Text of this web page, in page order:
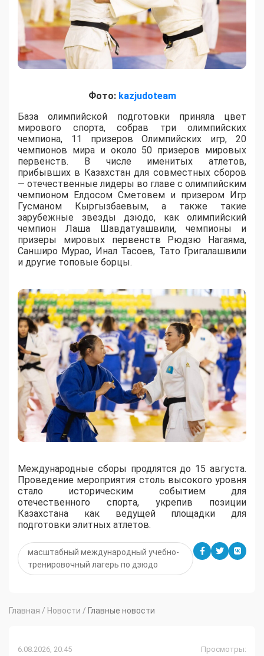
Фото: kazjudoteam
База олимпийской подготовки приняла цвет
мирового спорта, собрав три олимпийских
чемпиона, 11 призеров Олимпийских игр, 20
чемпионов мира и около 50 призеров мировых
первенств. В числе именитых атлетов,
прибывших в Казахстан для совместных сборов
— отечественные лидеры во главе с олимпийским
чемпионом Елдосом Сметовем и призером Игр
Гусманом Кыргызбаевым, а также такие
зарубежные звезды дзюдо, как олимпийский
чемпион Лаша Шавдатуашвили, чемпионы и
призеры мировых первенств Рюдзю Нагаяма,
Санширо Мурао, Инал Тасоев, Тато Григалашвили
и другие топовые борцы.
Международные сборы продлятся до 15 августа.
Проведение мероприятия столь высокого уровня
стало историческим событием для
отечественного спорта, укрепив позиции
Казахстана как ведущей площадки для
подготовки элитных атлетов.
масштабный международный учебно-
тренировочный лагерь по дзюдо
Главная / Новости / Главные новости
6.08.2026, 20:45 Просмотры: